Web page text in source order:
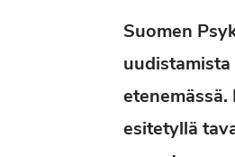
Suomen
esitetyllä